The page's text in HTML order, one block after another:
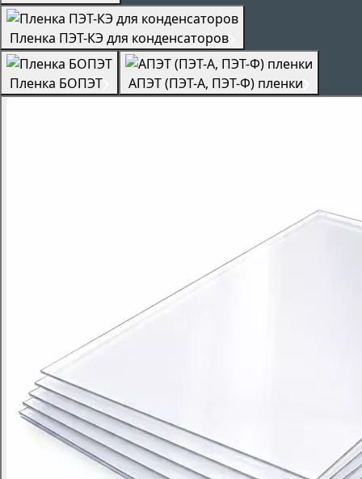
Пленка ПЭТ-КЭ для конденсаторов
Пленка БОПЭТ АПЭТ (ПЭТ-А, ПЭТ-Ф) пленки